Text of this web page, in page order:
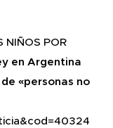
NIÑOS POR
en Argentina
«personas no